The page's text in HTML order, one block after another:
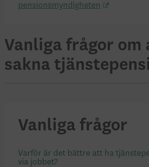
pensionsmyndigheten
Vanliga frågor om
sakna
Vanliga frågor
Varför är det bättre att ha
via jobbet?